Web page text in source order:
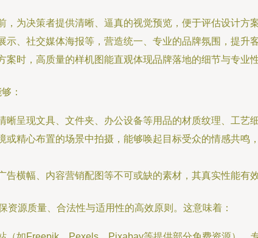
，为决策者提供清晰、逼真的视觉预览，便于评估设计方
、社交媒体海报等，营造统一、专业的品牌氛围，提升
案时，高质量的样机图能直观体现品牌落地的细节与专业
：
晰呈现文具、文件夹、办公设备等用品的材质纹理、工艺
或精心布置的场景中拍摄，能够唤起目标受众的情感共
告横幅、内容营销配图等不可或缺的素材，其真实性能有
资源质量、合法性与适用性的高效原则。这意味着：